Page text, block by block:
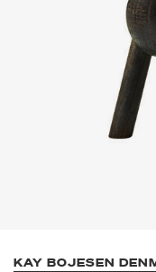
KAY BOJESEN